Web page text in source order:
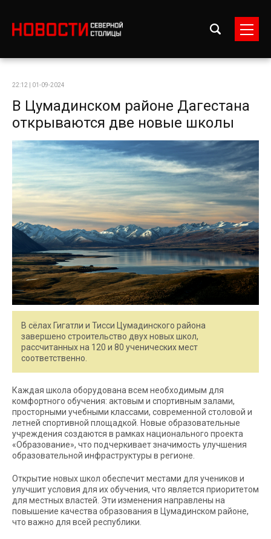
22:12 | 01-09-2024
В Цумадинском районе Дагестана
открываются две новые школы
В сёлах Гигатли и Тисси Цумадинского района
завершено строительство двух новых школ,
рассчитанных на 120 и 80 ученических мест
соответственно.
Каждая школа оборудована всем необходимым для
комфортного обучения: актовым и спортивным залами,
просторными учебными классами, современной столовой и
летней спортивной площадкой. Новые образовательные
учреждения создаются в рамках национального проекта
«Образование», что подчеркивает значимость улучшения
образовательной инфраструктуры в регионе.
Открытие новых школ обеспечит местами для учеников и
улучшит условия для их обучения, что является приоритетом
для местных властей. Эти изменения направлены на
повышение качества образования в Цумадинском районе,
что важно для всей республики.